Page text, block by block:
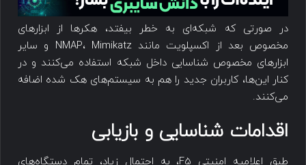
در صورتی که شبکه‌ای به خطر بیفتد، هکرها از ابزارهای
مخصوص بعد از اکسپلویت مانند NMAP، Mimikatz و سایر
ابزارهای مخصوص شناسایی داخل شبکه استفاده می‌کنند و در
کنار این‌ها، کاربران جدید را هم به سیستم‌های هک شده اضافه
می‌کنند.
اقدامات شناسایی و بازیابی
طبق اعلامیه امنیتی F5، به احتمال زیاد، تمام دستگاه‌های